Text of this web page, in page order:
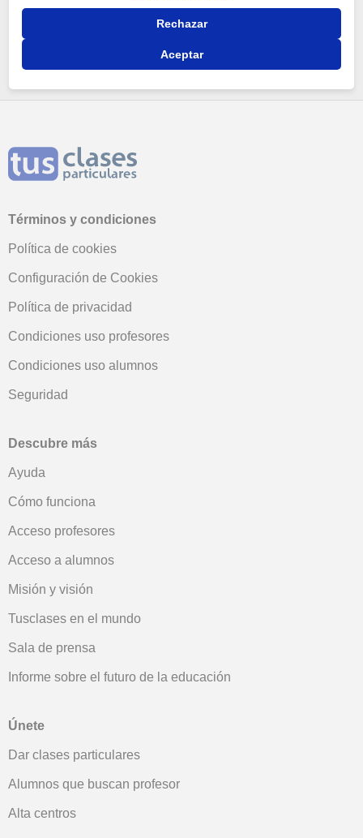
Miembro desde marzo de 2021
Términos y condiciones
Política de cookies
Configuración de Cookies
Política de privacidad
Condiciones uso profesores
Condiciones uso alumnos
Seguridad
Descubre más
Ayuda
Cómo funciona
Acceso profesores
Acceso a alumnos
Misión y visión
Tusclases en el mundo
Sala de prensa
Informe sobre el futuro de la educación
Únete
Dar clases particulares
Alumnos que buscan profesor
Alta centros
Rechazar
Aceptar